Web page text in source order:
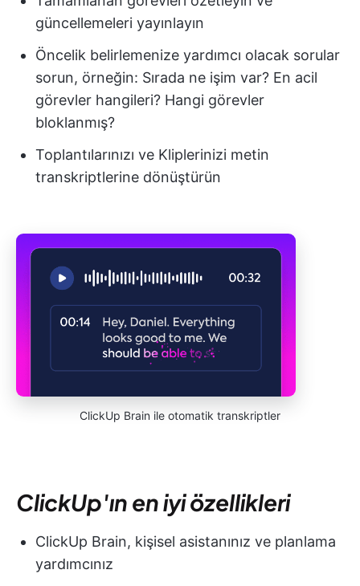
güncellemeleri yayınlayın
Öncelik belirlemenize yardımcı olacak sorular
sorun, örneğin: Sırada ne işim var? En acil
görevler hangileri? Hangi görevler
bloklanmış?
Toplantılarınızı ve Kliplerinizi metin
transkriptlerine dönüştürün
ClickUp Brain ile otomatik transkriptler
ClickUp'ın en iyi özellikleri
ClickUp Brain, kişisel asistanınız ve planlama
yardımcınız